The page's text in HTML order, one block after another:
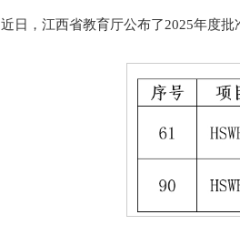
近日，江西省教育厅公布了2025年度